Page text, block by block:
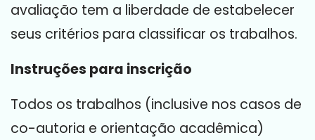
avaliação tem a liberdade de estabelecer
seus critérios para classificar os trabalhos.
Instruções para inscrição
Todos os trabalhos (inclusive nos casos de
co-autoria e orientação acadêmica)